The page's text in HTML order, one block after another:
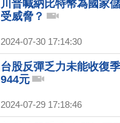
川普喊納比特幣為國家
受威脅？
2024-07-30 17:14:30
台股反彈乏力未能收復
944元
2024-07-29 17:18:46